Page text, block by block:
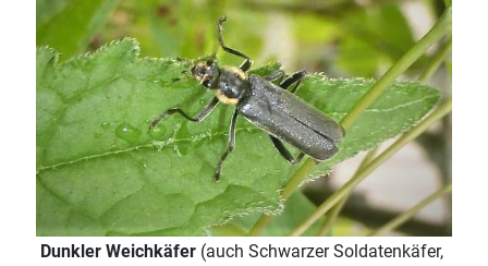
Dunkler Weichkäfer (auch Schwarzer Soldatenkäfer,